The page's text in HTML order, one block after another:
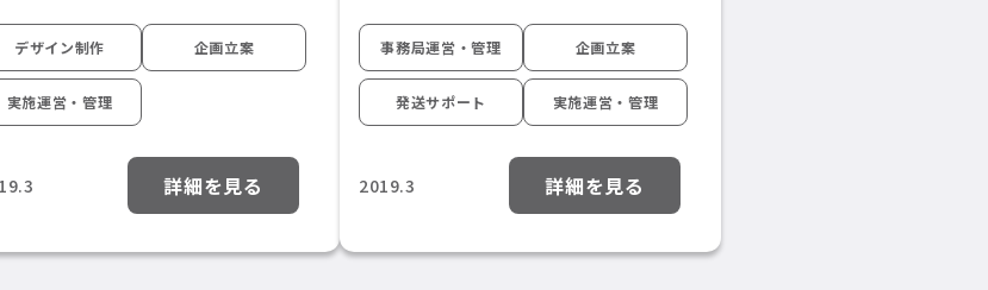
デザイン制作 企画立案
実施運営・管理
詳細を見る
事務局運営・管理 企画立案
発送サポート 実施運営・管理
2019.3 詳細を見る